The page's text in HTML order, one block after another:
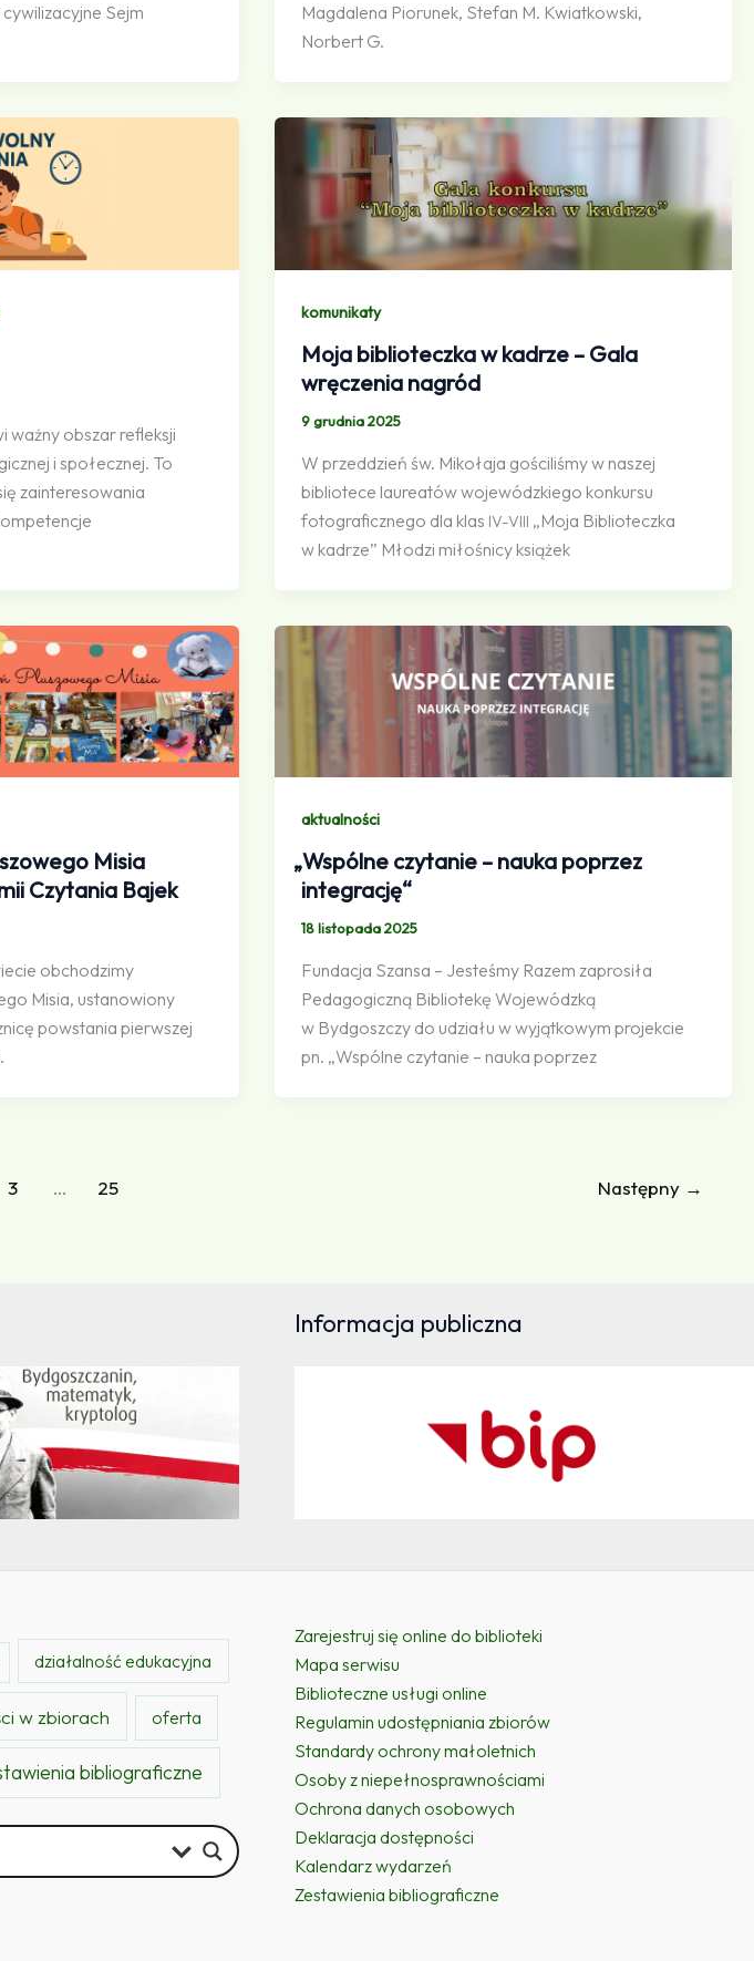
Sejm
Magdalena Piorunek, Stefan M. Kwiatkowski,
Norbert G.
ważny obszar refleksji
i społecznej. To
zainteresowania
komunikaty
Moja biblioteczka w kadrze – Gala
wręczenia nagród
9 grudnia 2025
W przeddzień św. Mikołaja gościliśmy w naszej
bibliotece laureatów wojewódzkiego konkursu
fotograficznego dla klas IV-VIII „Moja Biblioteczka
w kadrze” Młodzi miłośnicy książek
Misia
Czytania Bajek
obchodzimy
Misia, ustanowiony
powstania pierwszej
aktualności
„Wspólne czytanie – nauka poprzez
integrację“
18 listopada 2025
Fundacja Szansa – Jesteśmy Razem zaprosiła
Pedagogiczną Bibliotekę Wojewódzką
w Bydgoszczy do udziału w wyjątkowym projekcie
pn. „Wspólne czytanie – nauka poprzez
3 … 25 Następny →
Informacja publiczna
działalność edukacyjna
w zbiorach oferta
bibliograficzne
Zarejestruj się online do biblioteki
Mapa serwisu
Biblioteczne usługi online
Regulamin udostępniania zbiorów
Standardy ochrony małoletnich
Osoby z niepełnosprawnościami
Ochrona danych osobowych
Deklaracja dostępności
Kalendarz wydarzeń
Zestawienia bibliograficzne